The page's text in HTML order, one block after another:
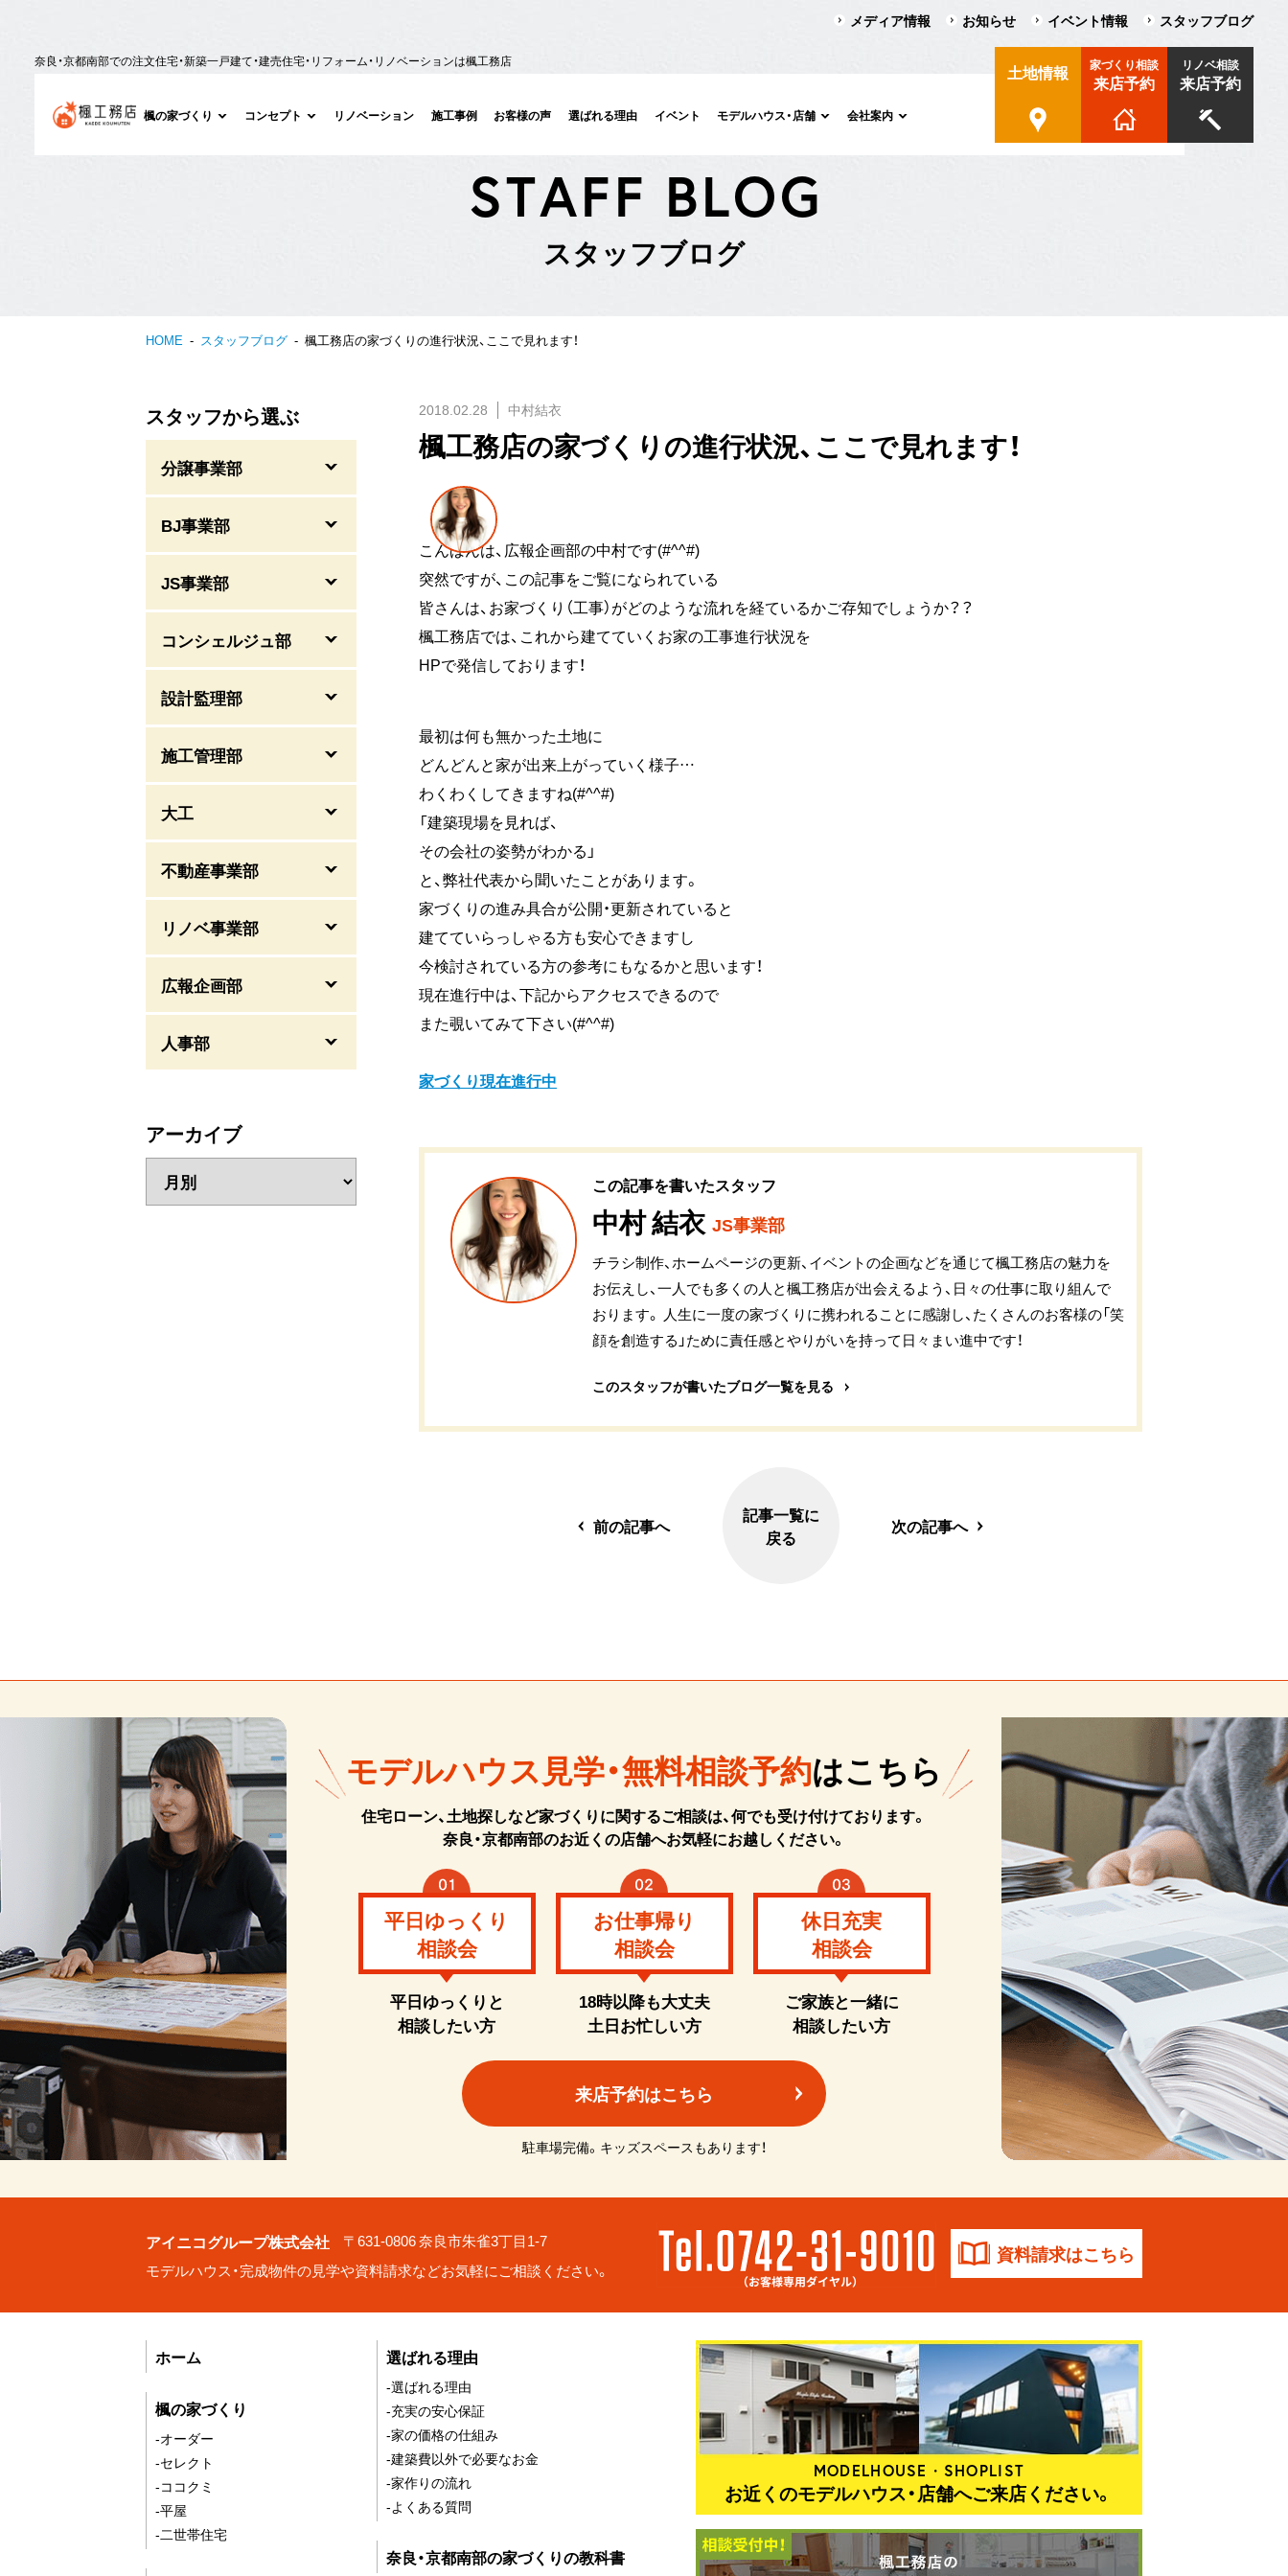
奈良・京都南部での注文住宅・新築一戸建て・建売住宅・リフォーム・リノベーションは楓工務店
楓の家づくり コンセプト リノベーション 施工事例 お客様の声 選ばれる理由 イベント モデルハウス・店舗 会社案内
土地情報 家づくり相談
来店予約
リノベ相談
来店予約
メディア情報 お知らせ イベント情報 スタッフブログ
STAFF BLOG
スタッフブログ
HOME スタッフブログ 楓工務店の家づくりの進行状況、ここで見れます！
2018.02.28 中村結衣
楓工務店の家づくりの進行状況、ここで見れます！
こんばんは、広報企画部の中村です(#^^#)
突然ですが、この記事をご覧になられている
皆さんは、お家づくり（工事）がどのような流れを経ているかご存知でしょうか？？
楓工務店では、これから建てていくお家の工事進行状況を
HPで発信しております！
最初は何も無かった土地に
どんどんと家が出来上がっていく様子…
わくわくしてきますね(#^^#)
「建築現場を見れば、
その会社の姿勢がわかる」
と、弊社代表から聞いたことがあります。
家づくりの進み具合が公開・更新されていると
建てていらっしゃる方も安心できますし
今検討されている方の参考にもなるかと思います！
現在進行中は、下記からアクセスできるので
また覗いてみて下さい(#^^#)
家づくり現在進行中
この記事を書いたスタッフ
中村 結衣 JS事業部
チラシ制作、ホームページの更新、イベントの企画などを通じて楓工務店の魅力を
お伝えし、一人でも多くの人と楓工務店が出会えるよう、日々の仕事に取り組んで
おります。 人生に一度の家づくりに携われることに感謝し、たくさんのお客様の「笑
顔を創造する」ために責任感とやりがいを持って日々まい進中です！
このスタッフが書いたブログ一覧を見る
前の記事へ
記事一覧に
戻る
次の記事へ
スタッフから選ぶ
分譲事業部
BJ事業部
JS事業部
コンシェルジュ部
設計監理部
施工管理部
大工
不動産事業部
リノベ事業部
広報企画部
人事部
アーカイブ
モデルハウス見学・無料相談予約はこちら
住宅ローン、土地探しなど家づくりに関するご相談は、何でも受け付けております。
奈良・京都南部のお近くの店舗へお気軽にお越しください。
平日ゆっくり
相談会
平日ゆっくりと
相談したい方
お仕事帰り
相談会
18時以降も大丈夫
土日お忙しい方
休日充実
相談会
ご家族と一緒に
相談したい方
来店予約はこちら
駐車場完備。キッズスペースもあります！
アイニコグループ株式会社
〒631-0806 奈良市朱雀3丁目1-7
モデルハウス・完成物件の見学や資料請求などお気軽にご相談ください。
資料請求はこちら
ホーム
楓の家づくり
-オーダー
-セレクト
-ココクミ
-平屋
-二世帯住宅
選ばれる理由
-選ばれる理由
-充実の安心保証
-家の価格の仕組み
-建築費以外で必要なお金
-家作りの流れ
-よくある質問
奈良・京都南部の家づくりの教科書
MODELHOUSE・SHOPLIST
お近くのモデルハウス・店舗へご来店ください。